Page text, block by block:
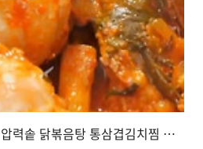
줄서는 식당 줄식당 류진 압력솥 닭볶음탕 통삼겹김치찜 몽도리탕 소고기타다끼 청어알두부쌈 합정상수 맛집 술집 어디 37회 식당 위치 정보